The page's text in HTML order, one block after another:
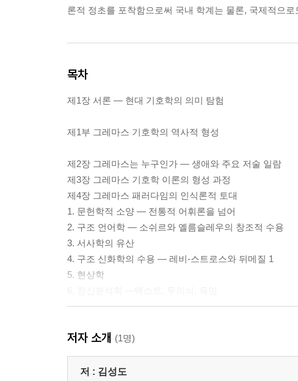
론적 정초를 포착함으로써 국내 학계는 물론, 국제적으
목차
제1장 서론 ― 현대 기호학의 의미 탐험
제1부 그레마스 기호학의 역사적 형성
제2장 그레마스는 누구인가 ― 생애와 주요 저술 일람
제3장 그레마스 기호학 이론의 형성 과정
제4장 그레마스 패러다임의 인식론적 토대
1. 문헌학적 소양 ― 전통적 어휘론을 넘어
2. 구조 언어학 ― 소쉬르와 옐름슬레우의 창조적 수용
3. 서사학의 유산
4. 구조 신화학의 수용 ― 레비-스트로스와 뒤메질 1
5. 현상학
제5장 구조 기호학의 기본 개념
1. 구조 및 관계
저자 소개 (1명)
저 : 김성도